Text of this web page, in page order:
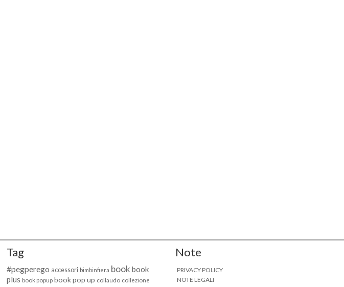
Tag
#pegperego accessori bimbinfiera book book
plus book popup book pop up collaudo collezione
Note
PRIVACY POLICY
NOTE LEGALI